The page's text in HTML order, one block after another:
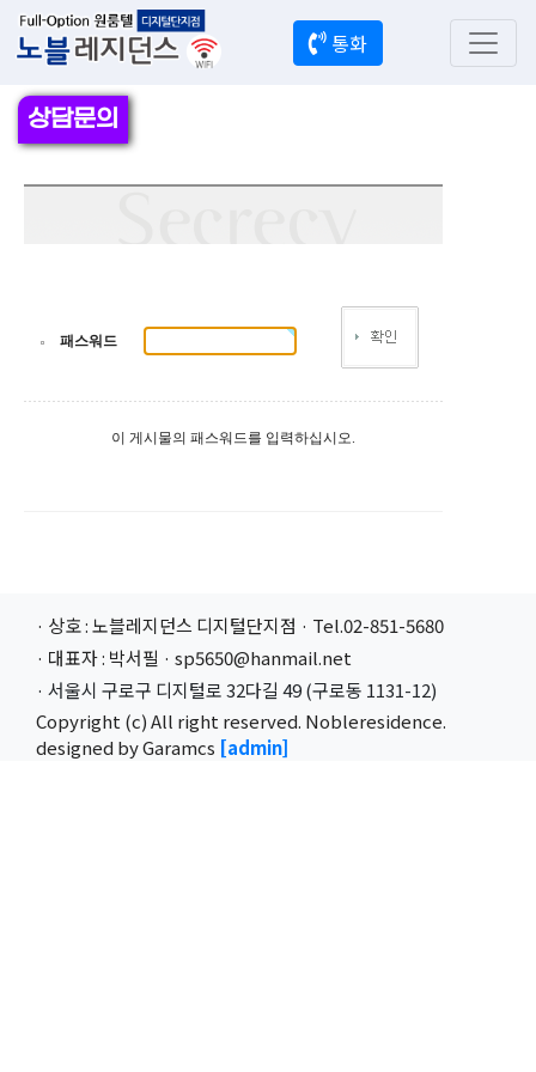
통화
상담문의
패스워드
이 게시물의 패스워드를 입력하십시오.
· 상호 : 노블레지던스 디지털단지점 · Tel.02-851-5680
· 대표자 : 박서필 · sp5650@hanmail.net
· 서울시 구로구 디지털로 32다길 49 (구로동 1131-12)
Copyright (c) All right reserved. Nobleresidence.
designed by Garamcs [admin]